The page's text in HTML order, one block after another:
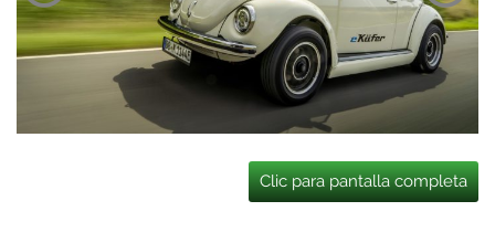
Clic para pantalla completa